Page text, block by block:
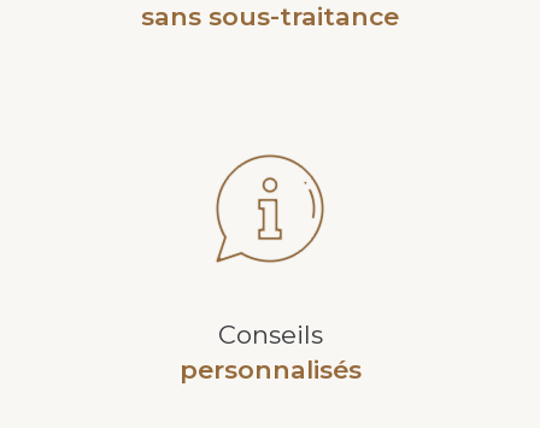
sans sous-traitance
Conseils
personnalisés